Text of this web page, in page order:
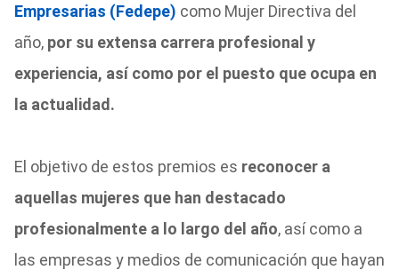
Empresarias (Fedepe) como Mujer Directiva del
año, por su extensa carrera profesional y
experiencia, así como por el puesto que ocupa en
la actualidad.
El objetivo de estos premios es reconocer a
aquellas mujeres que han destacado
profesionalmente a lo largo del año, así como a
las empresas y medios de comunicación que hayan